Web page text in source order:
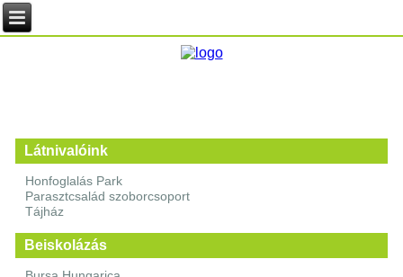
Látnivalóink
Honfoglalás Park
Parasztcsalád szoborcsoport
Tájház
Beiskolázás